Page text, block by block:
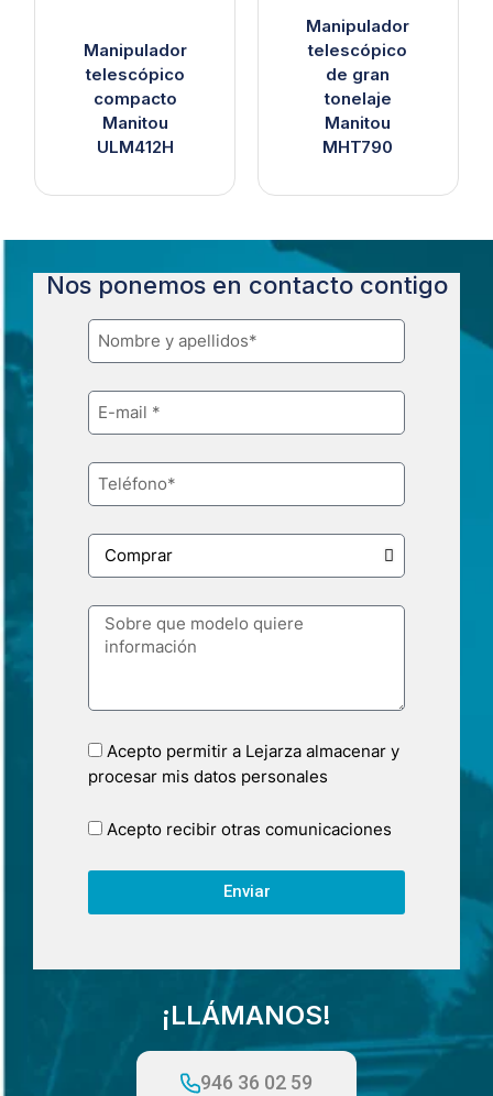
Manipulador
telescópico
compacto
Manitou
ULM412H
Manipulador
telescópico
de gran
tonelaje
Manitou
MHT790
Nos ponemos en contacto contigo
Acepto permitir a Lejarza almacenar y
procesar mis datos personales
Acepto recibir otras comunicaciones
Enviar
¡LLÁMANOS!
946 36 02 59